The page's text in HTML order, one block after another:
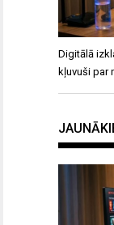
Digitālā
kļuvuši par